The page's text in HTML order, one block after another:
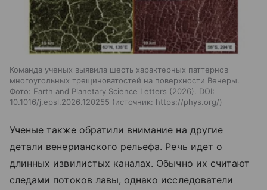
Команда ученых выявила шесть характерных паттернов
многоугольных трещиноватостей на поверхности Венеры.
Фото: Earth and Planetary Science Letters (2026). DOI:
10.1016/j.epsl.2026.120255
источник: https://phys.org/
Ученые также обратили внимание на другие
детали венерианского рельефа. Речь идет о
длинных извилистых каналах. Обычно их считают
следами потоков лавы, однако исследователи